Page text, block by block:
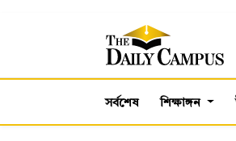
সর্বশেষ শিক্ষাঙ্গন